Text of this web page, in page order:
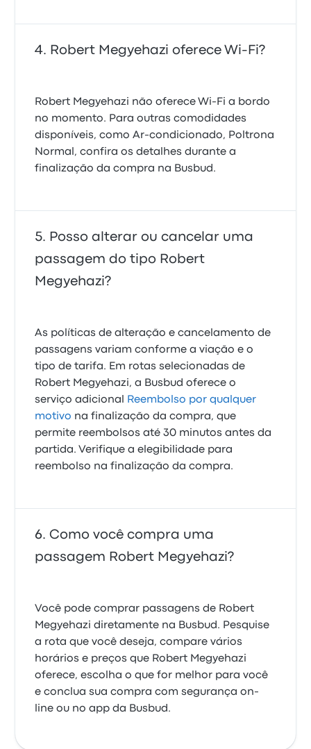
Robert Megyehazi oferece Wi‑Fi?
Robert Megyehazi não oferece Wi‑Fi a bordo
no momento. Para outras comodidades
disponíveis, como Ar-condicionado, Poltrona
Normal, confira os detalhes durante a
finalização da compra na Busbud.
Posso alterar ou cancelar uma
passagem do tipo Robert
Megyehazi?
As políticas de alteração e cancelamento de
passagens variam conforme a viação e o
tipo de tarifa. Em rotas selecionadas de
Robert Megyehazi, a Busbud oferece o
serviço adicional
Reembolso por qualquer
motivo na finalização da compra, que
permite reembolsos até 30 minutos antes da
partida. Verifique a elegibilidade para
reembolso na finalização da compra.
Como você compra uma
passagem Robert Megyehazi?
Você pode comprar passagens de Robert
Megyehazi diretamente na Busbud. Pesquise
a rota que você deseja, compare vários
horários e preços que Robert Megyehazi
oferece, escolha o que for melhor para você
e conclua sua compra com segurança on-
line ou no app da Busbud.